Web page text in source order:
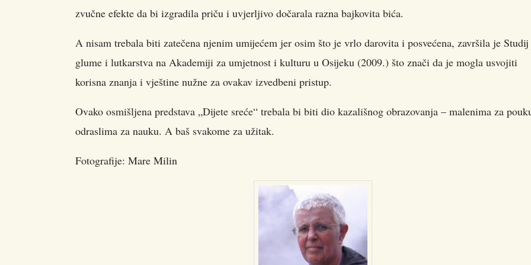
zvučne efekte da bi izgradila priču i uvjerljivo dočarala razna bajkovita bića.
A nisam trebala biti zatečena njenim umijećem jer osim što je vrlo darovita i posvećena, završila je Studij
glume i lutkarstva na Akademiji za umjetnost i kulturu u Osijeku (2009.) što znači da je mogla usvojiti
korisna znanja i vještine nužne za ovakav izvedbeni pristup.
Ovako osmišljena predstava „Dijete sreće“ trebala bi biti dio kazališnog obrazovanja – malenima za
odraslima za nauku. A baš svakome za užitak.
Fotografije: Mare Milin